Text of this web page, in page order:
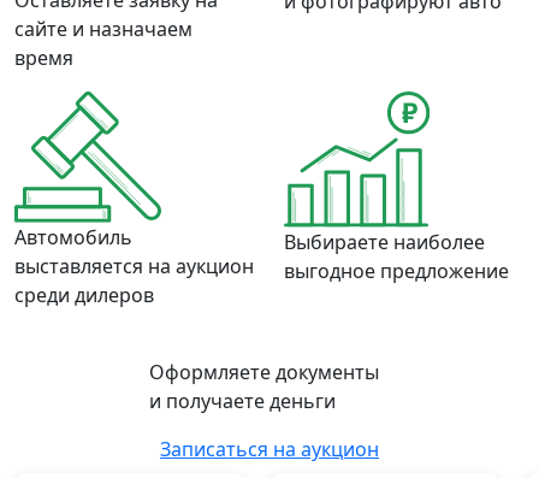
сайте и назначаем
время
Автомобиль
выставляется на аукцион
среди дилеров
Выбираете наиболее
выгодное предложение
Оформляете документы
и получаете деньги
Записаться на аукцион